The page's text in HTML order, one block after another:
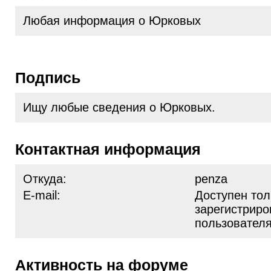
Любая информация о Юрковых
Подпись
Ищу любые сведения о Юрковых.
Контактная информация
Откуда:
penza
E-mail:
Доступен
Активность на форуме